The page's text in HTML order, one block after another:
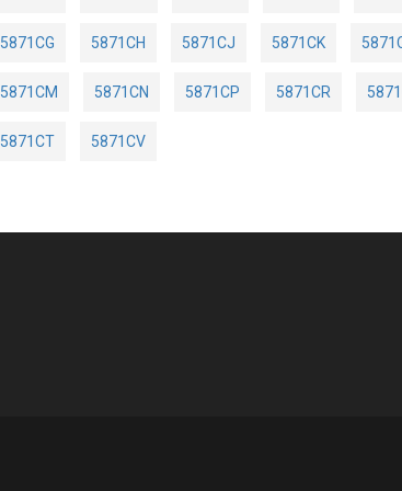
5871CG 5871CH 5871CJ 5871CK
5871CM 5871CN 5871CP 5871CR
5871CT 5871CV